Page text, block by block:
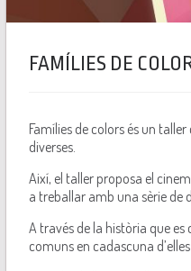
FAMÍLIES DE
Famílies de colors és un
diverses.
Així, el taller proposa el
a treballar amb una sèrie de
A través de la història que
comuns en cadascuna